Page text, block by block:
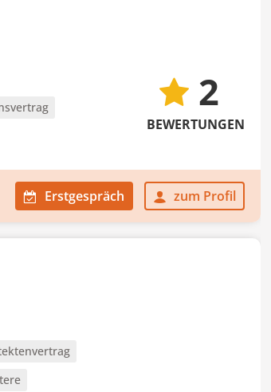
2
BEWERTUNGEN
Erstgespräch zum Profil